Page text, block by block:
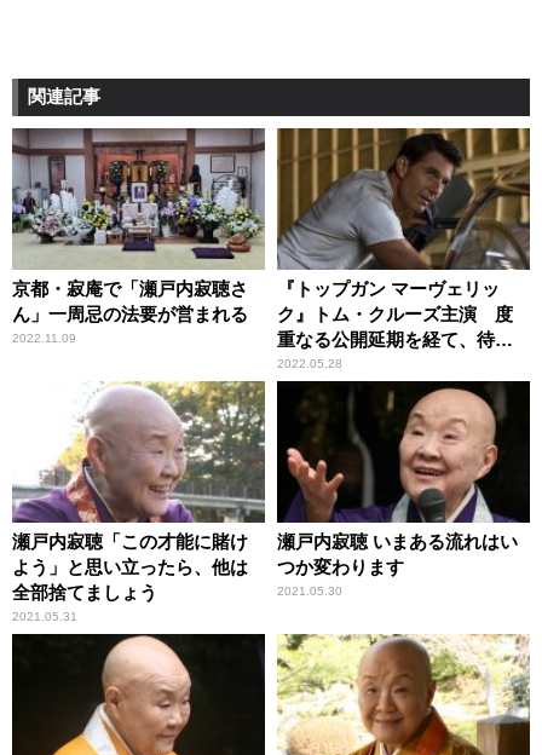
関連記事
京都・寂庵で「瀬戸内寂聴さ
ん」一周忌の法要が営まれる
2022.11.09
『トップガン マーヴェリッ
ク』トム・クルーズ主演 度
重なる公開延期を経て、待望
のスクリーンへ
2022.05.28
瀬戸内寂聴「この才能に賭け
よう」と思い立ったら、他は
全部捨てましょう
2021.05.31
瀬戸内寂聴 いまある流れはい
つか変わります
2021.05.30